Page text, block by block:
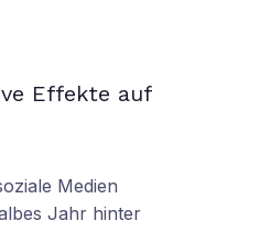
Effekte auf
Medien
Jahr hinter